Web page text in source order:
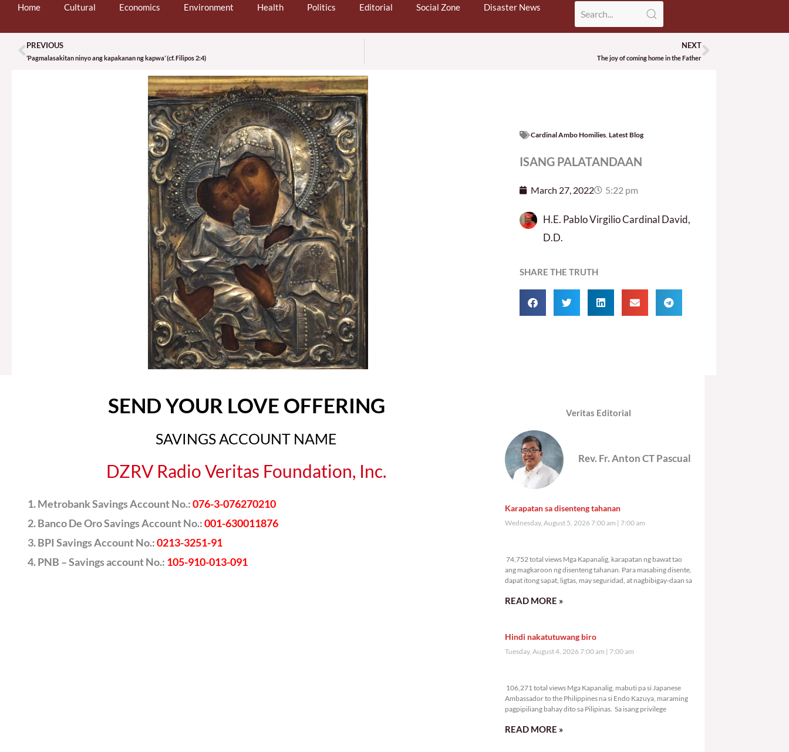
Home Cultural Economics Environment Health Politics Editorial Social Zone Disaster News
Prev
PREVIOUS
‘Pagmalasakitan ninyo ang kapakanan ng kapwa’ (cf. Filipos 2:4)
NEXT
The joy of coming home in the FatherNext
Cardinal Ambo Homilies, Latest Blog
ISANG PALATANDAAN
March 27, 2022 5:22 pm
H.E. Pablo Virgilio Cardinal David,
D.D.
SHARE THE TRUTH
SEND YOUR LOVE OFFERING
SAVINGS ACCOUNT NAME
DZRV Radio Veritas Foundation, Inc.
Metrobank Savings Account No.:076-3-076270210
Banco De Oro Savings Account No.:001-630011876
BPI Savings Account No.:0213-3251-91
PNB – Savings account No.: 105-910-013-091
Veritas Editorial
Rev. Fr. Anton CT Pascual
Karapatan sa disenteng tahanan
Wednesday, August 5, 2026 7:00 am 7:00 am
74,752 total views Mga Kapanalig, karapatan ng bawat tao
ang magkaroon ng disenteng tahanan. Para masabing disente,
dapat itong sapat, ligtas, may seguridad, at nagbibigay-daan sa
READ MORE »
Hindi nakatutuwang biro
Tuesday, August 4, 2026 7:00 am 7:00 am
106,271 total views Mga Kapanalig, mabuti pa si Japanese
Ambassador to the Philippines na si Endo Kazuya, maraming
pagpipiliang bahay dito sa Pilipinas. Sa isang privilege
READ MORE »